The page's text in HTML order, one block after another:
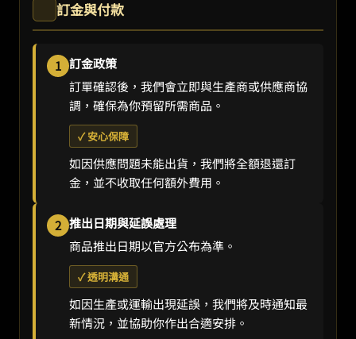
訂金與付款
1 訂金政策
訂單確認後，我們會立即與生產商或供應商協
調，確保為你預留所需商品。
✓ 安心保障
如因供應問題未能出貨，我們將全額退還訂
金，並不收取任何額外費用。
2 推出日期與延誤處理
商品推出日期以官方公布為準。
✓ 透明溝通
如因生產或運輸出現延誤，我們將及時通知最
新情況，並協助你作出合適安排。